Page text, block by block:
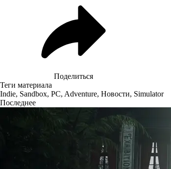
Поделиться
Теги материала
Indie, Sandbox, PC, Adventure, Новости, Simulator
Последнее